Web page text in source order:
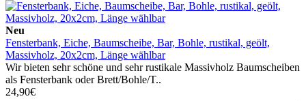
Neu
Fensterbank, Eiche, Baumscheibe, Bar, Bohle, rustikal, geölt,
Massivholz, 20x2cm, Länge wählbar
Wir bieten sehr schöne und sehr rustikale Massivholz Baumscheiben
als Fensterbank oder Brett/Bohle/T..
24,90€